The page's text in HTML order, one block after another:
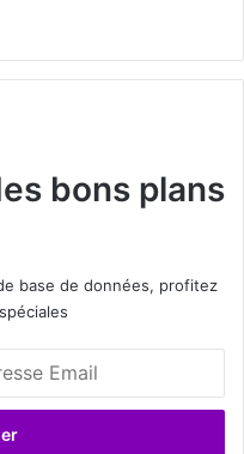
? Oui, grâce aux
Ces dispositifs
en poste ou en
bons plans
base de données, profitez